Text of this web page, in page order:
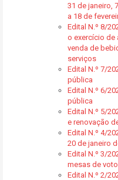
31 de janeiro,
a 18 de
Edital N.º 8/
o exercício de
venda de
serviços
Edital N.º 7/
pública
Edital N.º 6/
pública
Edital N.º 5/
e renovação
Edital N.º 4/
20 de janeiro
Edital N.º 3/
mesas de
Edital N.º 2/